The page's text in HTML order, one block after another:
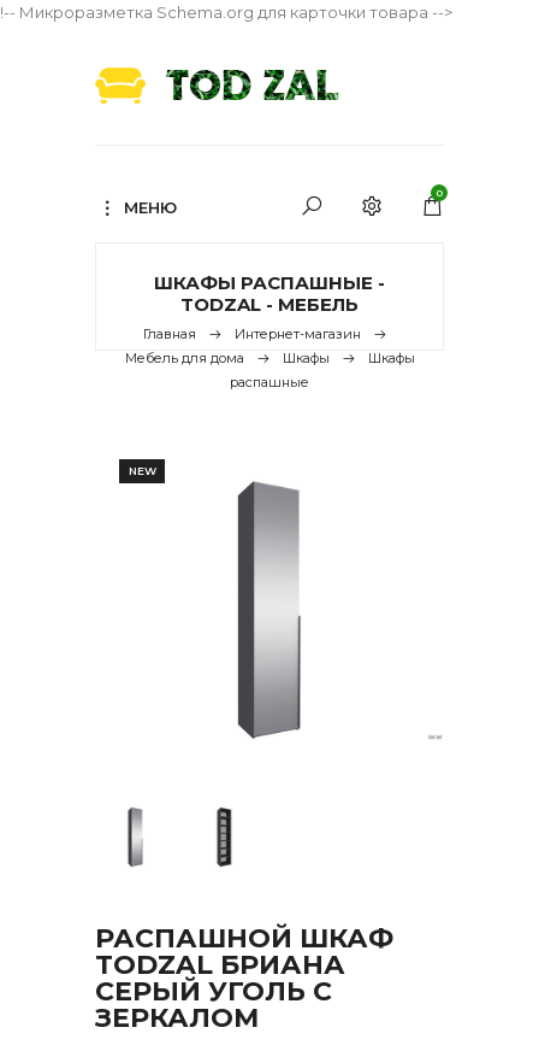
!-- Микроразметка Schema.org для карточки товара -->
МЕНЮ
0
ШКАФЫ РАСПАШНЫЕ -
TODZAL - МЕБЕЛЬ
Главная
Интернет-магазин
Мебель для дома
Шкафы
Шкафы
распашные
NEW
РАСПАШНОЙ ШКАФ
TODZAL БРИАНА
СЕРЫЙ УГОЛЬ С
ЗЕРКАЛОМ